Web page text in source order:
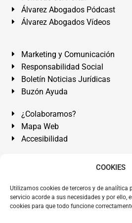
COOKIES
Utilizamos cookies de terceros y de analítica
servicio acorde a sus necesidades y por ello,
cookies para que todo funcione
Álvarez Abogados Pódcast
Álvarez Abogados Vídeos
Marketing y Comunicación
Responsabilidad Social
Boletín Noticias Jurídicas
Buzón Ayuda
¿Colaboramos?
Mapa Web
Accesibilidad
Álvarez Abogados Tenerife:
de Tenerife. Islas Canarias.
Somos Abogados especialistas